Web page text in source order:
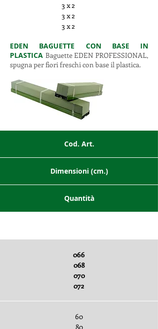
3 x 2
3 x 2
3 x 2
EDEN BAGUETTE CON BASE IN
PLASTICA Baguette EDEN PROFESSIONAL,
spugna per fiori freschi con base il plastica.
Cod. Art.
Dimensioni (cm.)
Quantità
066
068
070
072
60
80